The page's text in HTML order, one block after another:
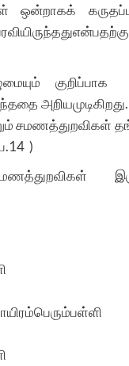
ஒன்றாகக்
சமணத்துறவிகள்
)